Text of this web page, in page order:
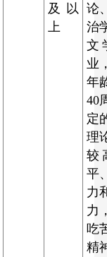
及以
上
论
治
文
业
年
40
定
理
较
平
力
力
吃
精